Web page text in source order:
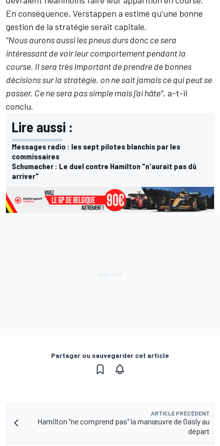
En conséquence, Verstappen a estimé qu'une bonne
gestion de la stratégie serait capitale.
"Nous aurons aussi les pneus durs donc ce sera
intéressant de voir leur comportement pendant la
course. Il sera très important de prendre de bonnes
décisions sur la stratégie, on ne sait jamais ce qui peut se
passer. Ce ne sera pas simple mais j'ai hâte", a-t-il
conclu.
Lire aussi :
Messages radio : les sept pilotes blanchis par les
commissaires
Schumacher : Le duel contre Hamilton "n'aurait pas dû
arriver"
Partager ou sauvegarder cet article
ARTICLE PRÉCÉDENT
Hamilton "ne comprend pas" la manœuvre de Gasly au
départ